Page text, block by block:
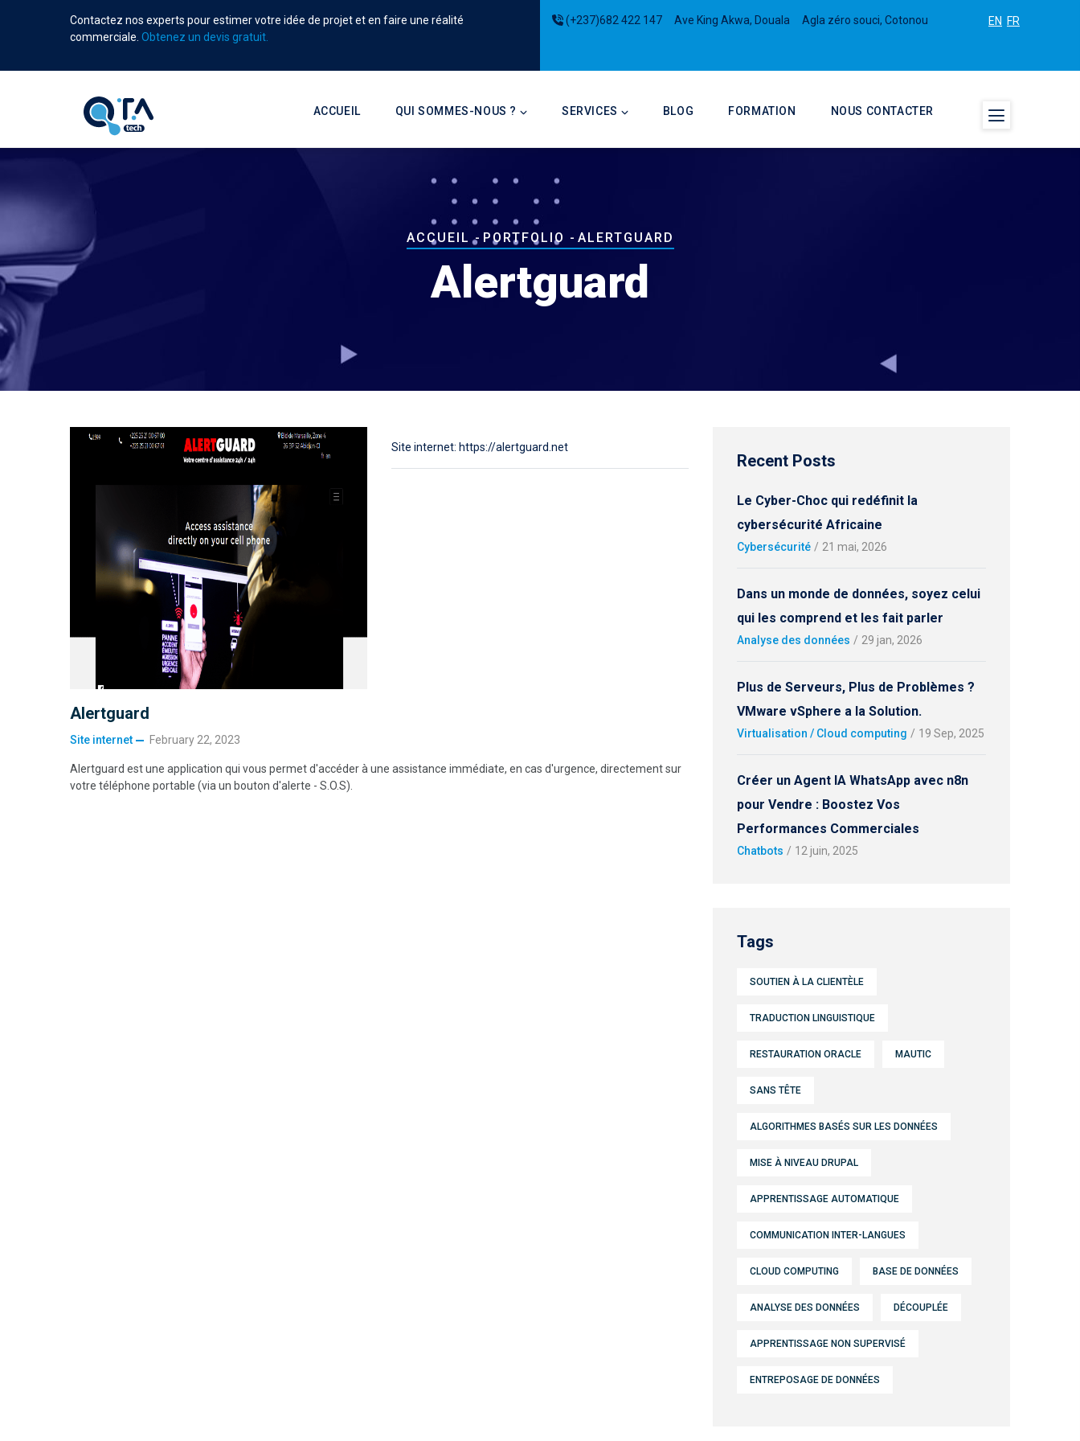
Contactez nos experts pour estimer votre idée de projet et en faire une réalité
commerciale. Obtenez un devis gratuit.
(+237)682 422 147 Ave King Akwa, Douala Agla zéro souci, Cotonou EN FR
ACCUEIL QUI SOMMES-NOUS ? SERVICES BLOG FORMATION NOUS CONTACTER
Fil
d'Ariane
ACCUEIL - PORTFOLIO - ALERTGUARD
Alertguard
Site internet: https://alertguard.net
Alertguard
Site internet February 22, 2023
Alertguard est une application qui vous permet d'accéder à une assistance immédiate, en cas d'urgence, directement sur
votre téléphone portable (via un bouton d'alerte - S.O.S).
Recent Posts
Le Cyber-Choc qui redéfinit la
cybersécurité Africaine
Cybersécurité / 21 mai, 2026
Dans un monde de données, soyez celui
qui les comprend et les fait parler
Analyse des données / 29 jan, 2026
Plus de Serveurs, Plus de Problèmes ?
VMware vSphere a la Solution.
Virtualisation / Cloud computing / 19 Sep, 2025
Créer un Agent IA WhatsApp avec n8n
pour Vendre : Boostez Vos
Performances Commerciales
Chatbots / 12 juin, 2025
Tags
SOUTIEN À LA CLIENTÈLE
TRADUCTION LINGUISTIQUE
RESTAURATION ORACLE MAUTIC
SANS TÊTE
ALGORITHMES BASÉS SUR LES DONNÉES
MISE À NIVEAU DRUPAL
APPRENTISSAGE AUTOMATIQUE
COMMUNICATION INTER-LANGUES
CLOUD COMPUTING BASE DE DONNÉES
ANALYSE DES DONNÉES DÉCOUPLÉE
APPRENTISSAGE NON SUPERVISÉ
ENTREPOSAGE DE DONNÉES